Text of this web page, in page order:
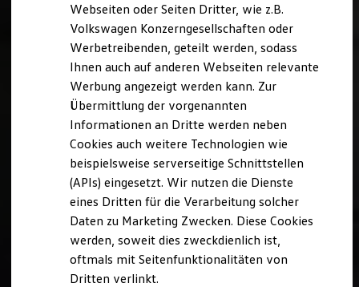
Volkswagen Kollektion
R-Kollektion
GTI Kollektion
Fußball Drop
we drive football
#wedriveproud
Besitzer und Service
myVolkswagen
Software Updates
Service und Ersatzteile
Inspektion und HU/AU
Reparaturen und Checks
Motorenöl und Flüssigkeiten
Räder und Reifen
Pannen- und Unfallhilfe
Economy Service
Volkswagen Teile
Zubehör
Modellspezifisches Zubehör
Webseiten oder Seiten Dritter, wie z.B.
Volkswagen Konzerngesellschaften oder
Werbetreibenden, geteilt werden, sodass
Ihnen auch auf anderen Webseiten relevante
Werbung angezeigt werden kann. Zur
Übermittlung der vorgenannten
Informationen an Dritte werden neben
Cookies auch weitere Technologien wie
beispielsweise serverseitige Schnittstellen
(APIs) eingesetzt. Wir nutzen die Dienste
eines Dritten für die Verarbeitung solcher
Daten zu Marketing Zwecken. Diese Cookies
werden, soweit dies zweckdienlich ist,
oftmals mit Seitenfunktionalitäten von
Dritten verlinkt.